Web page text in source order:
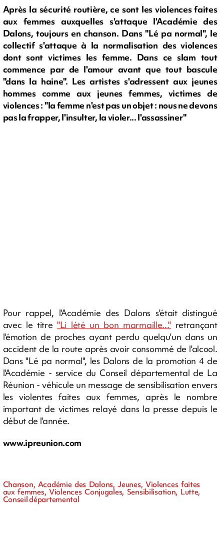
Après la sécurité routière, ce sont les violences faites
aux femmes auxquelles s'attaque l'Académie des
Dalons, toujours en chanson. Dans "Lé pa normal", le
collectif s'attaque à la normalisation des violences
dont sont victimes les femme. Dans ce slam tout
commence par de l'amour avant que tout bascule
"dans la haine". Les artistes s'adressent aux jeunes
hommes comme aux jeunes femmes, victimes de
violences : "la femme n'est pas un objet : nous ne devons
pas la frapper, l'insulter, la violer... l'assassiner"
Pour rappel, l'Académie des Dalons s'était distingué
avec le titre"Li lété un bon marmaille..." retrançant
l'émotion de proches ayant perdu quelqu'un dans un
accident de la route après avoir consommé de l'alcool.
Dans "Lé pa normal", les Dalons de la promotion 4 de
l'Académie - service du Conseil départemental de La
Réunion - véhicule un message de sensibilisation envers
les violentes faites aux femmes, après le nombre
important de victimes relayé dans la presse depuis le
début de l'année.
www.ipreunion.com
Chanson, Académie des Dalons, Jeunes, Violences faites
aux femmes, Violences Conjugales, Sensibilisation, Lutte,
Conseil départemental